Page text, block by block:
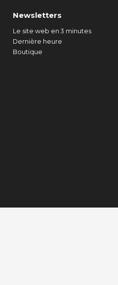
Newsletters
Le site web en 3 minutes
Dernière heure
Boutique